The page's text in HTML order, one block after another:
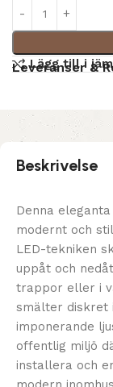
Lägg till i
Leveranser &
Beskrivelse
Denna
modernt och
LED-tekniken
uppåt och
trappor eller i
smälter diskret
imponerande
offentlig miljö
installera och